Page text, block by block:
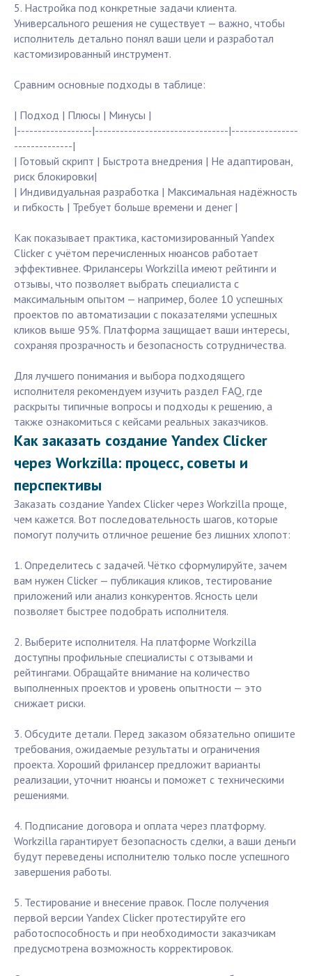
5. Настройка под конкретные задачи клиента.
Универсального решения не существует — важно, чтобы
исполнитель детально понял ваши цели и разработал
кастомизированный инструмент.
Сравним основные подходы в таблице:
| Подход | Плюсы | Минусы |
|------------------|--------------------------------|----------------
--------------|
| Готовый скрипт | Быстрота внедрения | Не адаптирован,
риск блокировки|
| Индивидуальная разработка | Максимальная надёжность
и гибкость | Требует больше времени и денег |
Как показывает практика, кастомизированный Yandex
Clicker с учётом перечисленных нюансов работает
эффективнее. Фрилансеры Workzilla имеют рейтинги и
отзывы, что позволяет выбрать специалиста с
максимальным опытом — например, более 10 успешных
проектов по автоматизации с показателями успешных
кликов выше 95%. Платформа защищает ваши интересы,
сохраняя прозрачность и безопасность сотрудничества.
Для лучшего понимания и выбора подходящего
исполнителя рекомендуем изучить раздел FAQ, где
раскрыты типичные вопросы и подходы к решению, а
также ознакомиться с кейсами реальных заказчиков.
Как заказать создание Yandex Clicker
через Workzilla: процесс, советы и
перспективы
Заказать создание Yandex Clicker через Workzilla проще,
чем кажется. Вот последовательность шагов, которые
помогут получить отличное решение без лишних хлопот:
1. Определитесь с задачей. Чётко сформулируйте, зачем
вам нужен Clicker — публикация кликов, тестирование
приложений или анализ конкурентов. Ясность цели
позволяет быстрее подобрать исполнителя.
2. Выберите исполнителя. На платформе Workzilla
доступны профильные специалисты с отзывами и
рейтингами. Обращайте внимание на количество
выполненных проектов и уровень опытности — это
снижает риски.
3. Обсудите детали. Перед заказом обязательно опишите
требования, ожидаемые результаты и ограничения
проекта. Хороший фрилансер предложит варианты
реализации, уточнит нюансы и поможет с техническими
решениями.
4. Подписание договора и оплата через платформу.
Workzilla гарантирует безопасность сделки, а ваши деньги
будут переведены исполнителю только после успешного
завершения работы.
5. Тестирование и внесение правок. После получения
первой версии Yandex Clicker протестируйте его
работоспособность и при необходимости заказчикам
предусмотрена возможность корректировок.